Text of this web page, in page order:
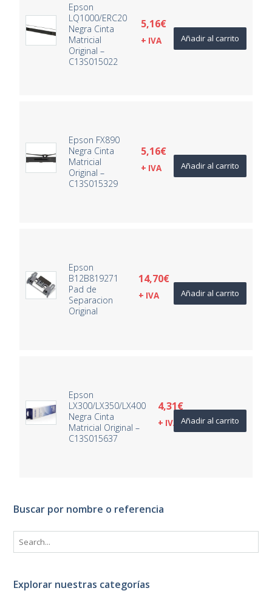
Epson
LQ1000/ERC20
Negra Cinta
Matricial
Original –
C13S015022
5,16€
+ IVA Añadir al carrito
Epson FX890
Negra Cinta
Matricial
Original –
C13S015329
5,16€
+ IVA Añadir al carrito
Epson
B12B819271
Pad de
Separacion
Original
14,70€
+ IVA Añadir al carrito
Epson
LX300/LX350/LX400
Negra Cinta
Matricial Original –
C13S015637
4,31€
+ IVA Añadir al carrito
Buscar por nombre o referencia
Explorar nuestras categorías